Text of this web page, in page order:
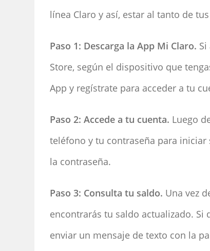
línea Claro y así, estar al tanto de
Paso 1: Descarga la App Mi Claro.
Store, según el dispositivo que
App y regístrate para acceder a tu
Paso 2: Accede a tu cuenta. Luego
teléfono y tu contraseña para iniciar
la contraseña.
Paso 3: Consulta tu saldo. Una vez
encontrarás tu saldo actualizado.
enviar un mensaje de texto con la